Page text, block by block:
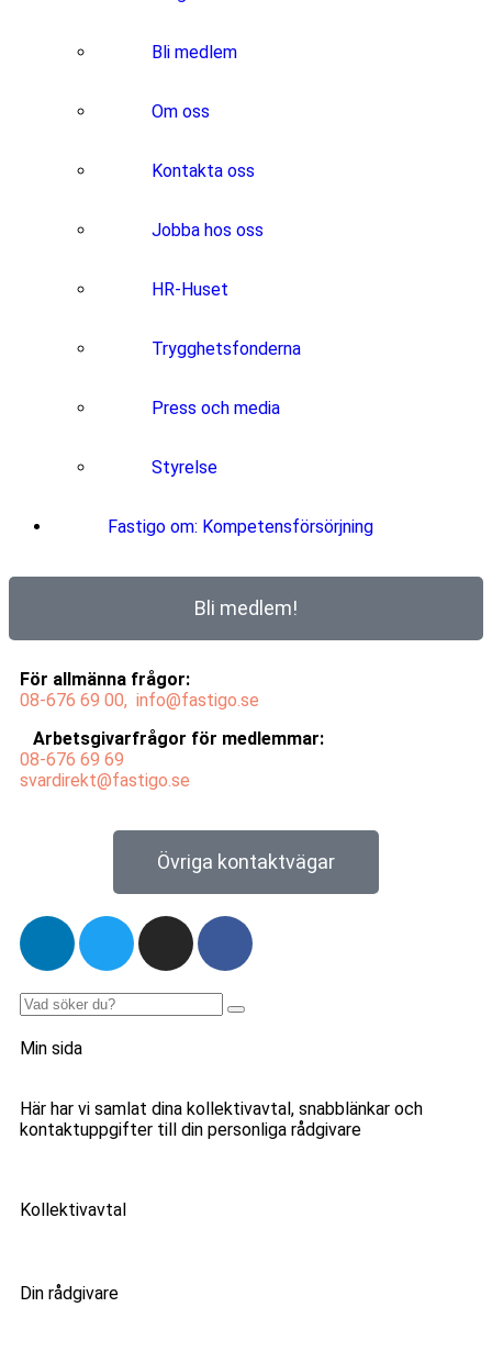
Bli medlem
Om oss
Kontakta oss
Jobba hos oss
HR-Huset
Trygghetsfonderna
Press och media
Styrelse
Fastigo om: Kompetensförsörjning
Bli medlem!
För allmänna frågor:
08-676 69 00, info@fastigo.se
Arbetsgivarfrågor för medlemmar:
08-676 69 69
svardirekt@fastigo.se
Övriga kontaktvägar
Min sida
Här har vi samlat dina kollektivavtal, snabblänkar och
kontaktuppgifter till din personliga rådgivare
Kollektivavtal
Din rådgivare